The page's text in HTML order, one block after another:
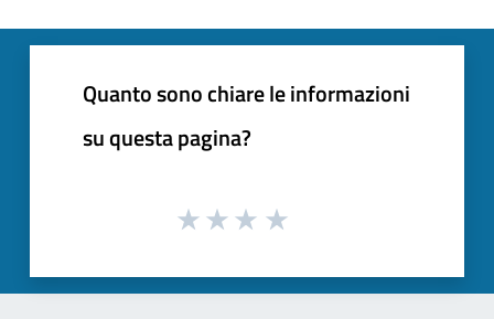
Quanto sono chiare le informazioni
su questa pagina?